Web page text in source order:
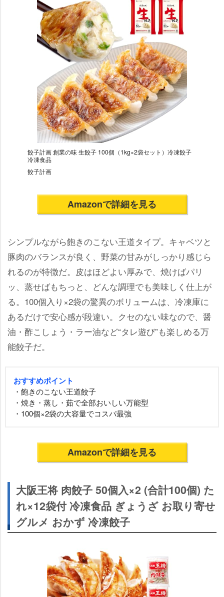
餃子計画 創業の味 生餃子 100個（1kg×2袋セット）冷凍餃子
冷凍食品
餃子計画
Amazonで詳細を見る
シンプルながら飽きのこない王道タイプ。キャベツと
豚肉のバランスが良く、野菜の甘みがしっかり感じら
れるのが特徴だ。皮はほどよい厚みで、焼けばパリ
ッ、蒸せばもちっと、どんな調理でも美味しく仕上が
る。100個入り×2袋の驚異のボリュームは、冷凍庫に
あるだけで安心感が段違い。クセのない味なので、醤
油・酢こしょう・ラー油など“タレ遊び”も楽しめる万
能餃子だ。
おすすめポイント
・飽きのこない王道餃子
・焼き・蒸し・茹で全部おいしい万能型
・100個×2袋の大容量でコスパ最強
Amazonで詳細を見る
大阪王将 肉餃子 50個入×2 (合計100個) た
れ×12袋付 冷凍食品 ぎょうざ お取り寄せ
グルメ おかず 冷凍餃子